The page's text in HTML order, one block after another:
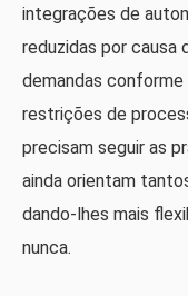
integrações de
reduzidas por causa
demandas conforme
restrições de
precisam seguir as
ainda orientam
dando-lhes mais
nunca.